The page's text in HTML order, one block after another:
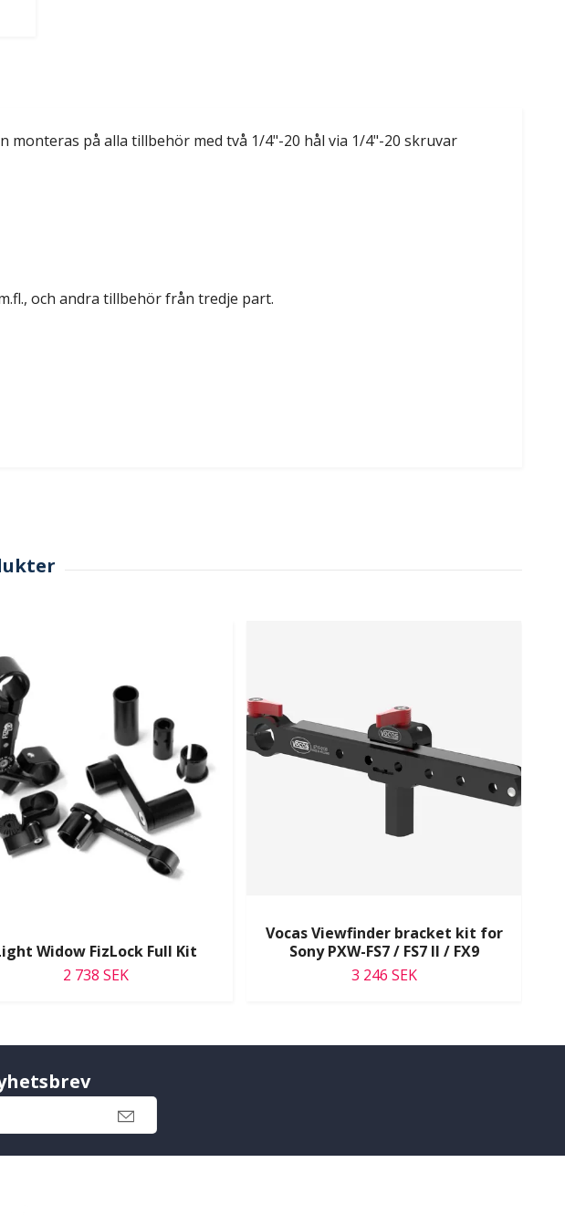
monteras på alla tillbehör med två 1/4"-20 hål via 1/4"-20 skruvar
och andra tillbehör från tredje part.
Widow FizLock Full Kit
2 738 SEK
Vocas Viewfinder bracket kit for
Sony PXW-FS7 / FS7 II / FX9
3 246 SEK